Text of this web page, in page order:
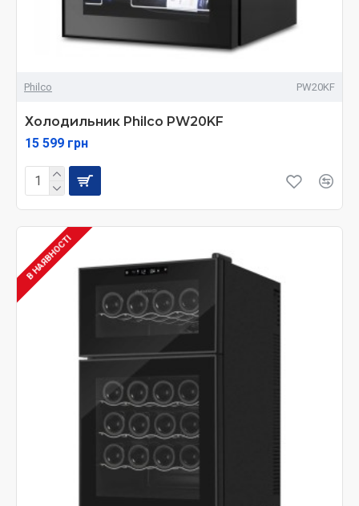
Philco PW20KF
Холодильник Philco PW20KF
15 599 грн
В НАЯВНОСТІ